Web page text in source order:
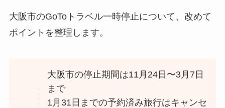
大阪市のGoToトラベル一時停止について、改めて
ポイントを整理します。
大阪市の停止期間は11月24日〜3月7日
まで
1月31日までの予約済み旅行はキャンセ